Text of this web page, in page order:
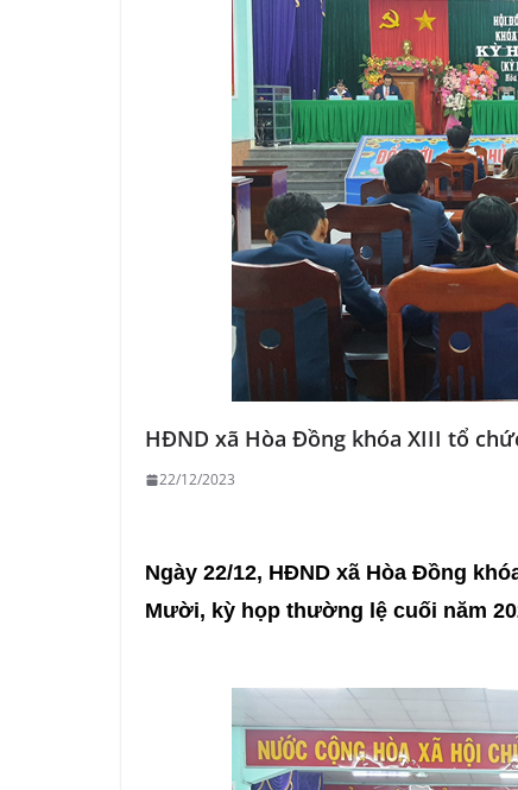
HĐND xã Hòa Đồng khóa XIII tổ
22/12/2023
Ngày 22/12, HĐND xã Hòa Đồng
Mười, kỳ họp thường lệ cuối năm